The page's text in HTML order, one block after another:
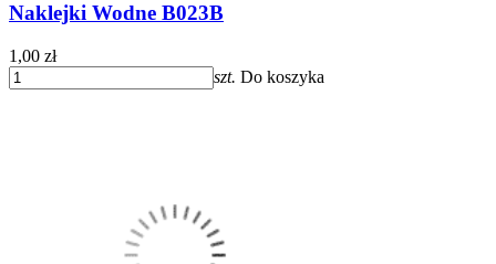
Naklejki Wodne B023B
1,00 zł
szt. Do koszyka